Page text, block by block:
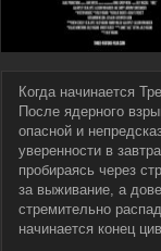
Когда начинается
После ядерного
опасной и
уверенности в
пробираясь через
за выживание, а
стремительно
начинается конец